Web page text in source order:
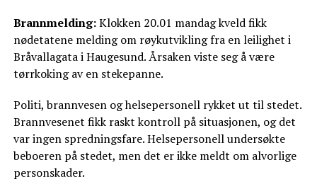
Brannmelding:Klokken 20.01 mandag kveld fikk
nødetatene melding om røykutvikling fra en leilighet i
Bråvallagata i Haugesund. Årsaken viste seg å være
tørrkoking av en stekepanne.
Politi, brannvesen og helsepersonell rykket ut til stedet.
Brannvesenet fikk raskt kontroll på situasjonen, og det
var ingen spredningsfare. Helsepersonell undersøkte
beboeren på stedet, men det er ikke meldt om alvorlige
personskader.